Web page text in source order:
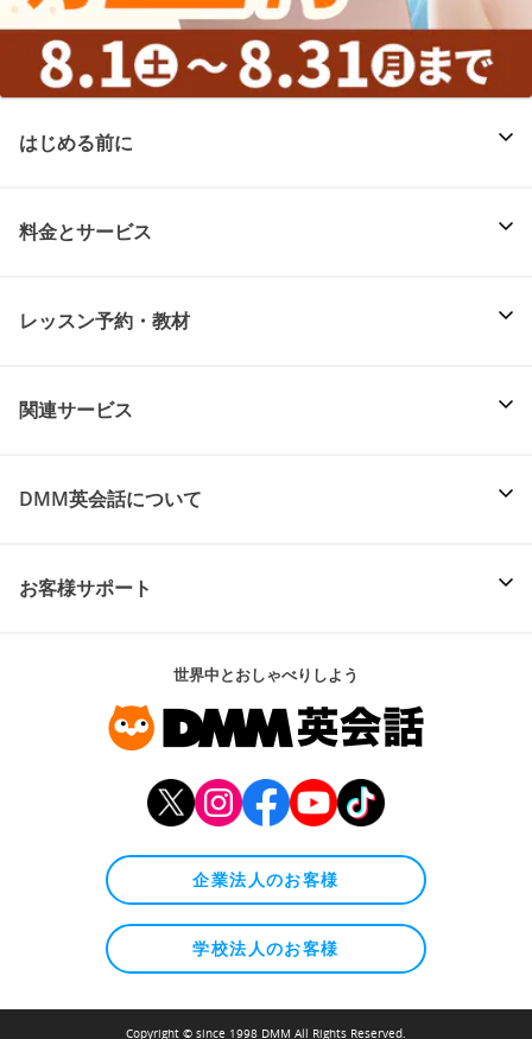
はじめる前に
料金とサービス
レッスン予約・教材
関連サービス
DMM英会話について
お客様サポート
世界中とおしゃべりしよう
企業法人のお客様
学校法人のお客様
Copyright © since 1998 DMM All Rights Reserved.